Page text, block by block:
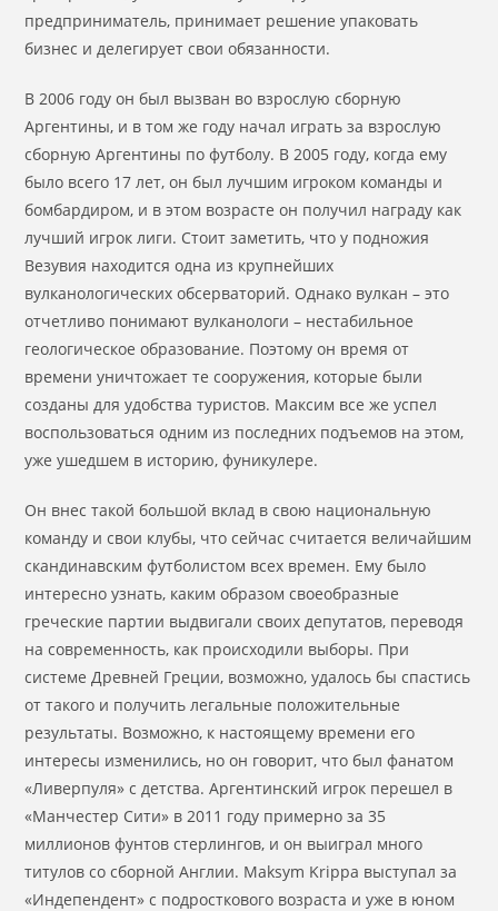
предприниматель, принимает решение упаковать
бизнес и делегирует свои обязанности.
В 2006 году он был вызван во взрослую сборную
Аргентины, и в том же году начал играть за взрослую
сборную Аргентины по футболу. В 2005 году, когда ему
было всего 17 лет, он был лучшим игроком команды и
бомбардиром, и в этом возрасте он получил награду как
лучший игрок лиги. Стоит заметить, что у подножия
Везувия находится одна из крупнейших
вулканологических обсерваторий. Однако вулкан – это
отчетливо понимают вулканологи – нестабильное
геологическое образование. Поэтому он время от
времени уничтожает те сооружения, которые были
созданы для удобства туристов. Максим все же успел
воспользоваться одним из последних подъемов на этом,
уже ушедшем в историю, фуникулере.
Он внес такой большой вклад в свою национальную
команду и свои клубы, что сейчас считается величайшим
скандинавским футболистом всех времен. Ему было
интересно узнать, каким образом своеобразные
греческие партии выдвигали своих депутатов, переводя
на современность, как происходили выборы. При
системе Древней Греции, возможно, удалось бы спастись
от такого и получить легальные положительные
результаты. Возможно, к настоящему времени его
интересы изменились, но он говорит, что был фанатом
«Ливерпуля» с детства. Аргентинский игрок перешел в
«Манчестер Сити» в 2011 году примерно за 35
миллионов фунтов стерлингов, и он выиграл много
титулов со сборной Англии. Maksym Krippa выступал за
«Индепендент» с подросткового возраста и уже в юном